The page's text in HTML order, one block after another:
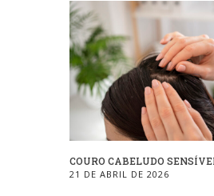
COURO CABELUDO
21 DE ABRIL DE 2026